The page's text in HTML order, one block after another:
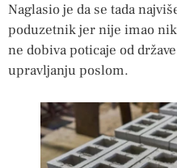
Naglasio je da se tada
poduzetnik jer nije imao
ne dobiva poticaje od
upravljanju poslom.